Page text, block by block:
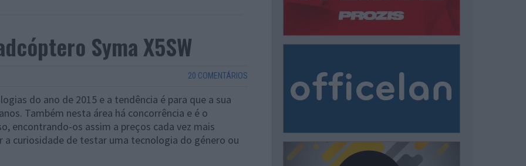
Syma X5SW
20 COMENTÁRIOS
do ano de 2015 e a tendência é para que a sua
Também nesta área há concorrência e é o
encontrando-os assim a preços cada vez mais
a curiosidade de testar uma tecnologia do género ou